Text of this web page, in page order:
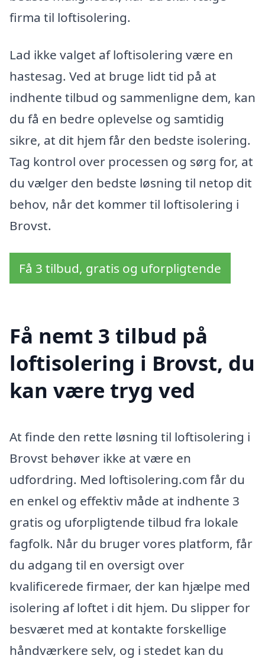
firma til loftisolering.
Lad ikke valget af loftisolering være en
hastesag. Ved at bruge lidt tid på at
indhente tilbud og sammenligne dem, kan
du få en bedre oplevelse og samtidig
sikre, at dit hjem får den bedste isolering.
Tag kontrol over processen og sørg for, at
du vælger den bedste løsning til netop dit
behov, når det kommer til loftisolering i
Brovst.
Få 3 tilbud, gratis og uforpligtende
Få nemt 3 tilbud på
loftisolering i Brovst, du
kan være tryg ved
At finde den rette løsning til loftisolering i
Brovst behøver ikke at være en
udfordring. Med loftisolering.com får du
en enkel og effektiv måde at indhente 3
gratis og uforpligtende tilbud fra lokale
fagfolk. Når du bruger vores platform, får
du adgang til en oversigt over
kvalificerede firmaer, der kan hjælpe med
isolering af loftet i dit hjem. Du slipper for
besværet med at kontakte forskellige
håndværkere selv, og i stedet kan du